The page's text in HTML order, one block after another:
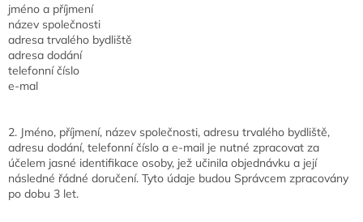
jméno a příjmení
název společnosti
adresa trvalého bydliště
adresa dodání
telefonní číslo
e-mal
2. Jméno, příjmení, název společnosti, adresu trvalého bydliště,
adresu dodání, telefonní číslo a e-mail je nutné zpracovat za
účelem jasné identifikace osoby, jež učinila objednávku a její
následné řádné doručení. Tyto údaje budou Správcem zpracovány
po dobu 3 let.